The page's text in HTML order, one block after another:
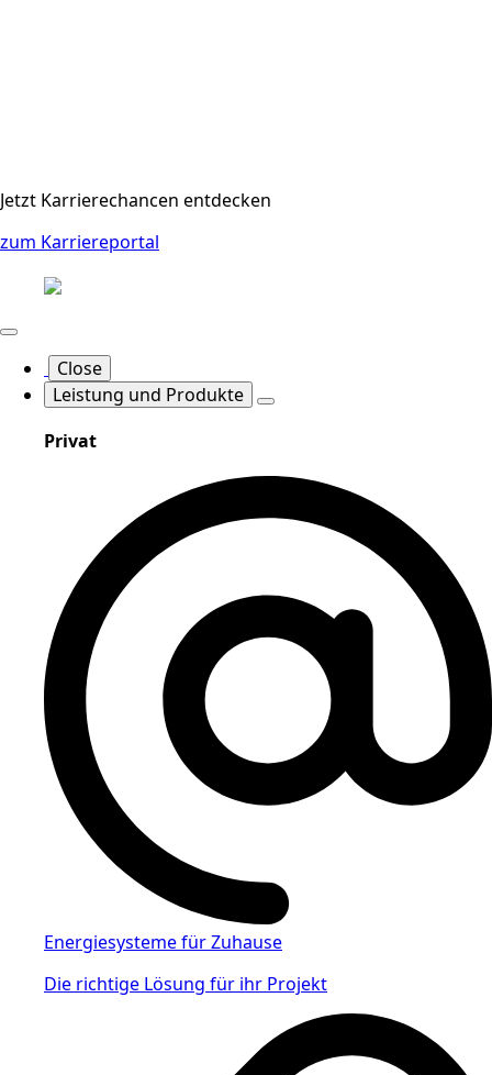
Jetzt Karrierechancen entdecken
zum Karriereportal
Close
Leistung und Produkte
Privat
Energiesysteme für Zuhause
Die richtige Lösung für ihr Projekt